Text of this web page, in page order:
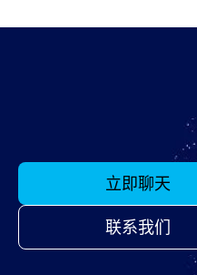
立即聊天
联系我们